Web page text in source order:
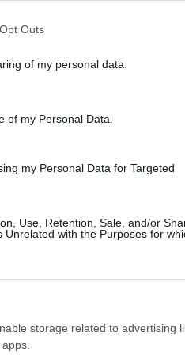
Outs
of my personal data.
of my Personal Data.
my Personal Data for Targeted
Use, Retention, Sale, and/or
Unrelated with the Purposes for
storage related to advertising
díjú, de alacsony és
épületek értéknövekedési
beruházások
ahol a közlekedési és
közelsége és a vállalati
vonzza a tőkeerős
gentrifikáció miatt ezek a
Duna-parti rekreáció találkozása
funkcionál, ahol az